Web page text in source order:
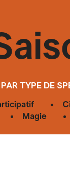
PAR TYPE DE
Magie